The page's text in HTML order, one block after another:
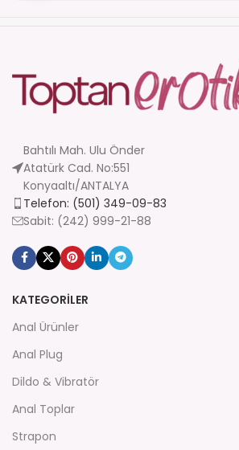
Bahtılı Mah. Ulu Önder
Atatürk Cad. No:551
Konyaaltı/ANTALYA
Telefon: (501) 349-09-83
Sabit: (242) 999-21-88
KATEGORİLER
Anal Ürünler
Anal Plug
Dildo & Vibratör
Anal Toplar
Strapon